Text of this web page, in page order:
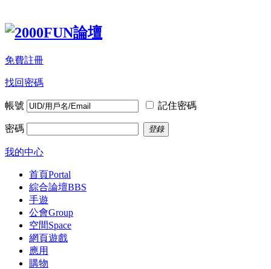
免費註冊
找回密碼
帳號 記住密碼
密碼 登錄
我的中心
首頁Portal
綜合論壇BBS
手遊
公會Group
空間Space
網頁遊戲
應用
購物